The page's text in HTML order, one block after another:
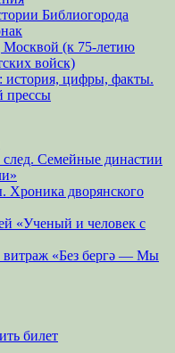
Библиогорода
(к 75-летию
войск)
история, цифры, факты.
прессы
Семейные династии
Хроника дворянского
«Ученый и человек с
витраж «Без бергə — Мы
билет